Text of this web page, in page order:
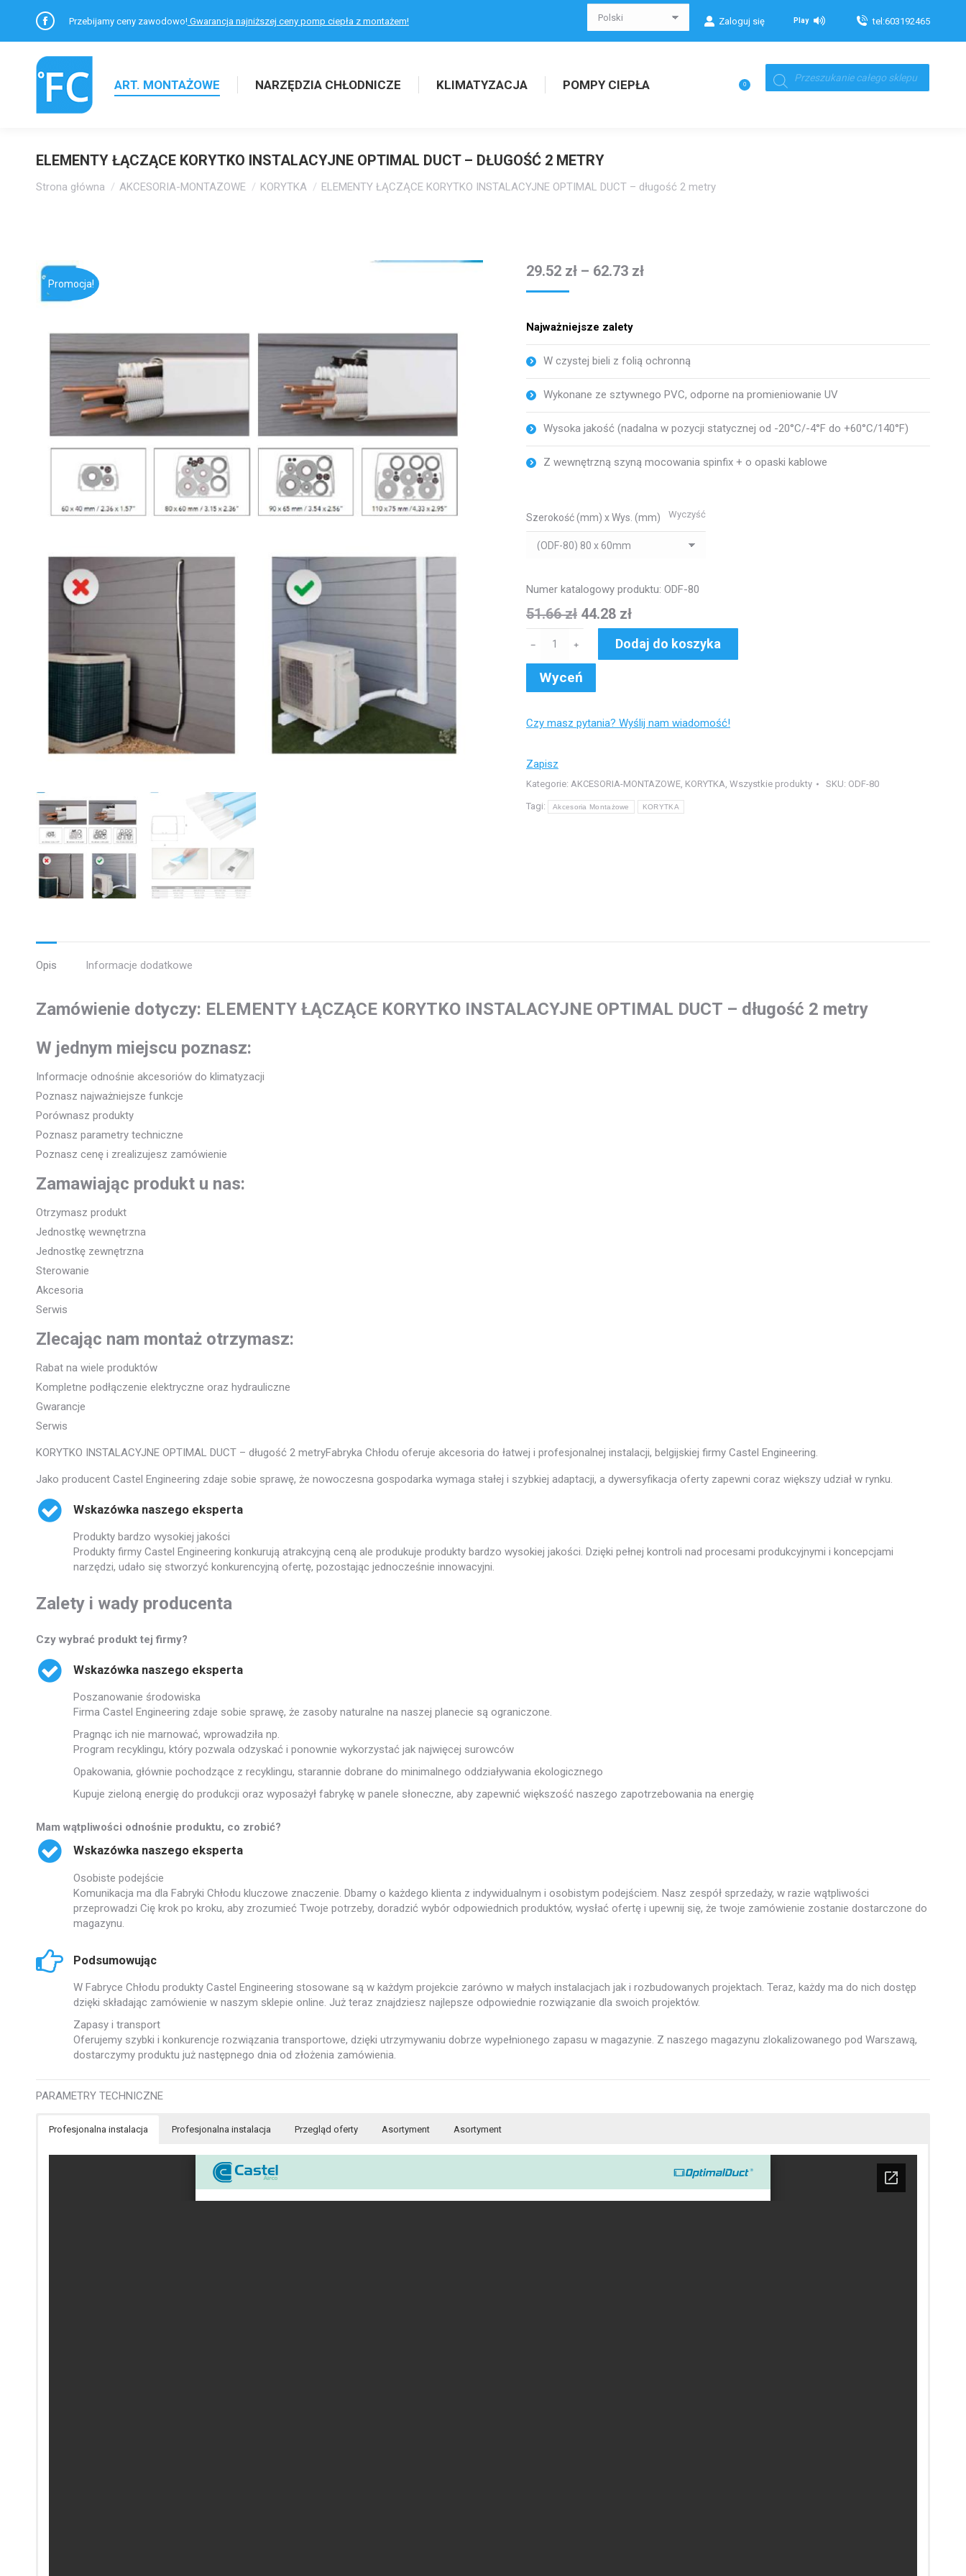
Facebook
w
nowym
Przebijamy ceny zawodowo! Gwarancja najniższej ceny pomp ciepła z montażem! Zaloguj się Play tel:603192465
ART. MONTAŻOWE NARZĘDZIA CHŁODNICZE KLIMATYZACJA POMPY CIEPŁA 0
Wyszukiwarka
produktów
ELEMENTY ŁĄCZĄCE KORYTKO INSTALACYJNE OPTIMAL DUCT – DŁUGOŚĆ 2 METRY
Jesteś tutaj:
Strona główna AKCESORIA-MONTAZOWE KORYTKA ELEMENTY ŁĄCZĄCE KORYTKO INSTALACYJNE OPTIMAL DUCT – długość 2 metry
Promocja!
29.52 zł – 62.73 zł
Najważniejsze zalety
W czystej bieli z folią ochronną
Wykonane ze sztywnego PVC, odporne na promieniowanie UV
Wysoka jakość (nadalna w pozycji statycznej od -20°C/-4°F do +60°C/140°F)
Z wewnętrzną szyną mocowania spinfix + o opaski kablowe
Szerokość (mm) x Wys. (mm) Wyczyść
Numer katalogowy produktu: ODF-80
51.66zł 44.28 zł
ŁĄCZĄCE
KORYTKO
-
długość
2
﹣ ﹢ Dodaj do koszyka
Wyceń
Czy masz pytania? Wyślij nam wiadomość!
Zapisz
Kategorie: AKCESORIA-MONTAZOWE, KORYTKA, Wszystkie produkty SKU: ODF-80
Tagi: Akcesoria Montażowe KORYTKA
Opis Informacje dodatkowe
Zamówienie dotyczy: ELEMENTY ŁĄCZĄCE KORYTKO INSTALACYJNE OPTIMAL DUCT – długość 2 metry
W jednym miejscu poznasz:
Informacje odnośnie akcesoriów do klimatyzacji
Poznasz najważniejsze funkcje
Porównasz produkty
Poznasz parametry techniczne
Poznasz cenę i zrealizujesz zamówienie
Zamawiając produkt u nas:
Otrzymasz produkt
Jednostkę wewnętrzna
Jednostkę zewnętrzna
Sterowanie
Akcesoria
Serwis
Zlecając nam montaż otrzymasz:
Rabat na wiele produktów
Kompletne podłączenie elektryczne oraz hydrauliczne
Gwarancje
Serwis
KORYTKO INSTALACYJNE OPTIMAL DUCT – długość 2 metryFabryka Chłodu oferuje akcesoria do łatwej i profesjonalnej instalacji, belgijskiej firmy Castel Engineering.
Jako producent Castel Engineering zdaje sobie sprawę, że nowoczesna gospodarka wymaga stałej i szybkiej adaptacji, a dywersyfikacja oferty zapewni coraz większy udział w rynku.
Wskazówka naszego eksperta
Produkty bardzo wysokiej jakości
Produkty firmy Castel Engineering konkurują atrakcyjną ceną ale produkuje produkty bardzo wysokiej jakości. Dzięki pełnej kontroli nad procesami produkcyjnymi i koncepcjami
narzędzi, udało się stworzyć konkurencyjną ofertę, pozostając jednocześnie innowacyjni.
Zalety i wady producenta
Czy wybrać produkt tej firmy?
Wskazówka naszego eksperta
Poszanowanie środowiska
Firma Castel Engineering zdaje sobie sprawę, że zasoby naturalne na naszej planecie są ograniczone.
Pragnąc ich nie marnować, wprowadziła np.
Program recyklingu, który pozwala odzyskać i ponownie wykorzystać jak najwięcej surowców
Opakowania, głównie pochodzące z recyklingu, starannie dobrane do minimalnego oddziaływania ekologicznego
Kupuje zieloną energię do produkcji oraz wyposażył fabrykę w panele słoneczne, aby zapewnić większość naszego zapotrzebowania na energię
Mam wątpliwości odnośnie produktu, co zrobić?
Wskazówka naszego eksperta
Osobiste podejście
Komunikacja ma dla Fabryki Chłodu kluczowe znaczenie. Dbamy o każdego klienta z indywidualnym i osobistym podejściem. Nasz zespół sprzedaży, w razie wątpliwości
przeprowadzi Cię krok po kroku, aby zrozumieć Twoje potrzeby, doradzić wybór odpowiednich produktów, wysłać ofertę i upewnij się, że twoje zamówienie zostanie dostarczone do
magazynu.
Podsumowując
W Fabryce Chłodu produkty Castel Engineering stosowane są w każdym projekcie zarówno w małych instalacjach jak i rozbudowanych projektach. Teraz, każdy ma do nich dostęp
dzięki składając zamówienie w naszym sklepie online. Już teraz znajdziesz najlepsze odpowiednie rozwiązanie dla swoich projektów.
Zapasy i transport
Oferujemy szybki i konkurencje rozwiązania transportowe, dzięki utrzymywaniu dobrze wypełnionego zapasu w magazynie. Z naszego magazynu zlokalizowanego pod Warszawą,
dostarczymy produktu już następnego dnia od złożenia zamówienia.
PARAMETRY TECHNICZNE
Profesjonalna instalacja Profesjonalna instalacja Przegląd oferty Asortyment Asortyment